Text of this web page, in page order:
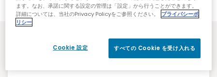
リソース
ます。なお、承諾に関する設定の管理は「設定」から行うことができます。
詳細については、当社のPrivacy Policyをご参照ください。
プライバシーポ
リシー
Cookie 設定 すべての Cookie を受け入れる